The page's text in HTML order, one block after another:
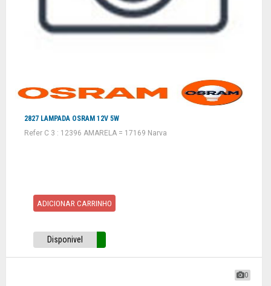
2827 LAMPADA OSRAM 12V 5W
Refer C 3 : 12396 AMARELA = 17169 Narva
ADICIONAR CARRINHO
Disponivel
0